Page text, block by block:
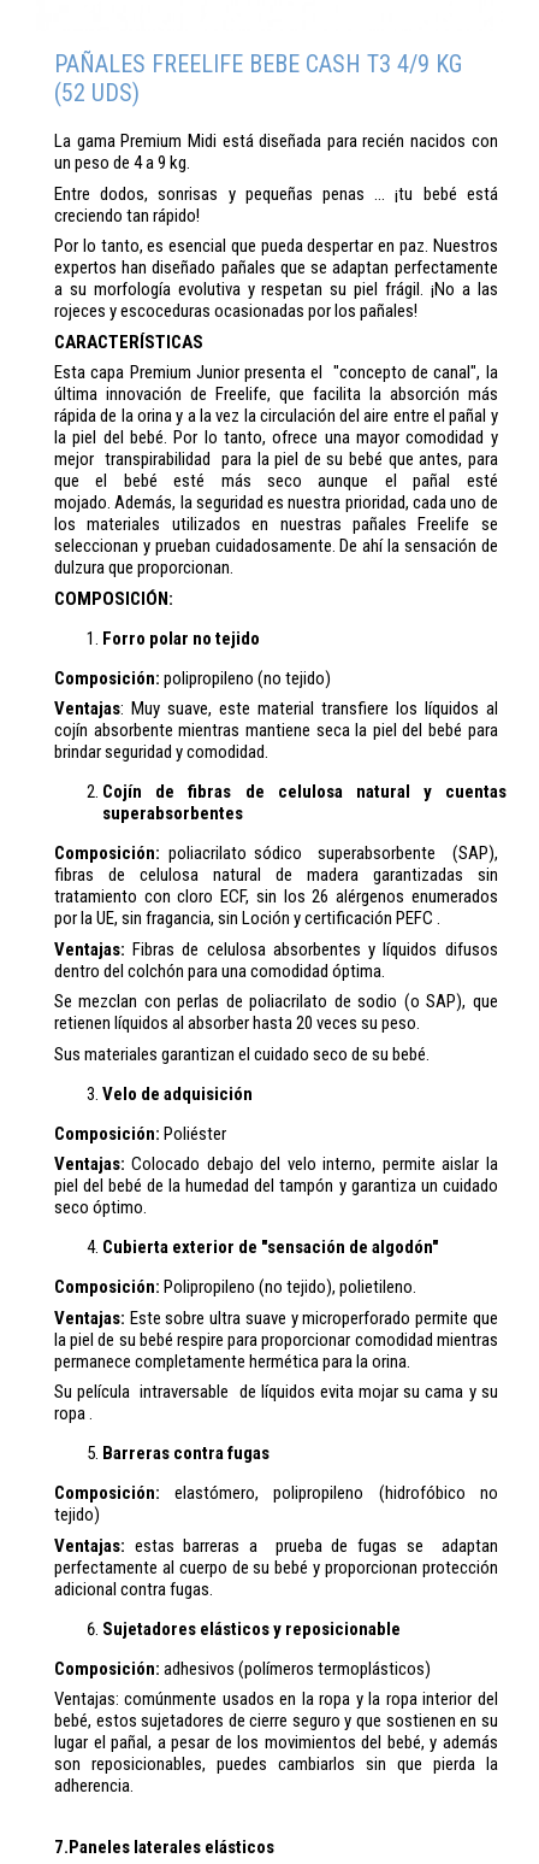
PAÑALES FREELIFE BEBE CASH T3 4/9 KG
(52 UDS)
La gama Premium Midi está diseñada para recién nacidos con
un peso de 4 a 9 kg.
Entre dodos, sonrisas y pequeñas penas ... ¡tu bebé está
creciendo tan rápido!
Por lo tanto, es esencial que pueda despertar en paz. Nuestros
expertos han diseñado pañales que se adaptan perfectamente
a su morfología evolutiva y respetan su piel frágil. ¡No a las
rojeces y escoceduras ocasionadas por los pañales!
CARACTERÍSTICAS
Esta capa Premium Junior presenta el "concepto de canal", la
última innovación de Freelife, que facilita la absorción más
rápida de la orina y a la vez la circulación del aire entre el pañal y
la piel del bebé. Por lo tanto, ofrece una mayor comodidad y
mejor transpirabilidad para la piel de su bebé que antes, para
que el bebé esté más seco aunque el pañal esté
mojado. Además, la seguridad es nuestra prioridad, cada uno de
los materiales utilizados en nuestras pañales Freelife se
seleccionan y prueban cuidadosamente. De ahí la sensación de
dulzura que proporcionan.
COMPOSICIÓN:
Forro polar no tejido
Composición: polipropileno (no tejido)
Ventajas: Muy suave, este material transfiere los líquidos al
cojín absorbente mientras mantiene seca la piel del bebé para
brindar seguridad y comodidad.
Cojín de fibras de celulosa natural y cuentas
superabsorbentes
Composición: poliacrilato sódico superabsorbente (SAP),
fibras de celulosa natural de madera garantizadas sin
tratamiento con cloro ECF, sin los 26 alérgenos enumerados
por la UE, sin fragancia, sin Loción y certificación PEFC .
Ventajas: Fibras de celulosa absorbentes y líquidos difusos
dentro del colchón para una comodidad óptima.
Se mezclan con perlas de poliacrilato de sodio (o SAP), que
retienen líquidos al absorber hasta 20 veces su peso.
Sus materiales garantizan el cuidado seco de su bebé.
Velo de adquisición
Composición: Poliéster
Ventajas: Colocado debajo del velo interno, permite aislar la
piel del bebé de la humedad del tampón y garantiza un cuidado
seco óptimo.
Cubierta exterior de "sensación de algodón"
Composición: Polipropileno (no tejido), polietileno.
Ventajas: Este sobre ultra suave y microperforado permite que
la piel de su bebé respire para proporcionar comodidad mientras
permanece completamente hermética para la orina.
Su película intraversable de líquidos evita mojar su cama y su
ropa .
Barreras contra fugas
Composición: elastómero, polipropileno (hidrofóbico no
tejido)
Ventajas: estas barreras a prueba de fugas se adaptan
perfectamente al cuerpo de su bebé y proporcionan protección
adicional contra fugas.
Sujetadores elásticos y reposicionable
Composición: adhesivos (polímeros termoplásticos)
Ventajas: comúnmente usados en la ropa y la ropa interior del
bebé, estos sujetadores de cierre seguro y que sostienen en su
lugar el pañal, a pesar de los movimientos del bebé, y además
son reposicionables, puedes cambiarlos sin que pierda la
adherencia.
7.Paneles laterales elásticos